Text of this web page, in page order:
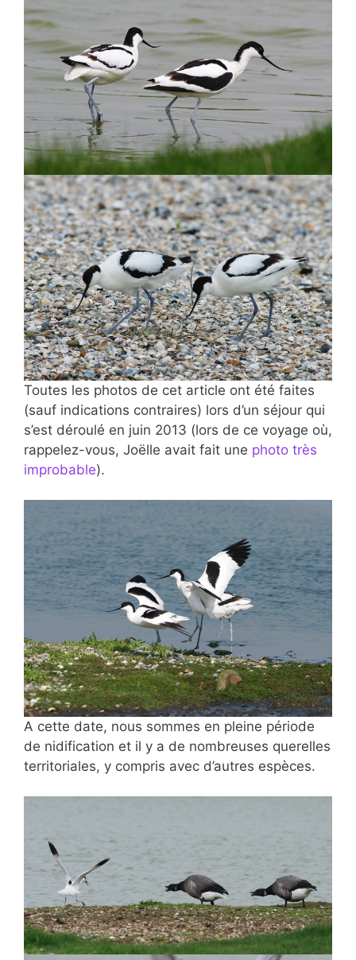
Toutes les photos de cet article ont été faites
(sauf indications contraires) lors d’un séjour qui
s’est déroulé en juin 2013 (lors de ce voyage où,
rappelez-vous, Joëlle avait fait une photo très
improbable).
A cette date, nous sommes en pleine période
de nidification et il y a de nombreuses querelles
territoriales, y compris avec d’autres espèces.